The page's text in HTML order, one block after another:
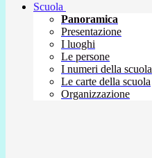
Scuola
Panoramica
Presentazione
I luoghi
Le persone
I numeri della scuola
Le carte della scuola
Organizzazione